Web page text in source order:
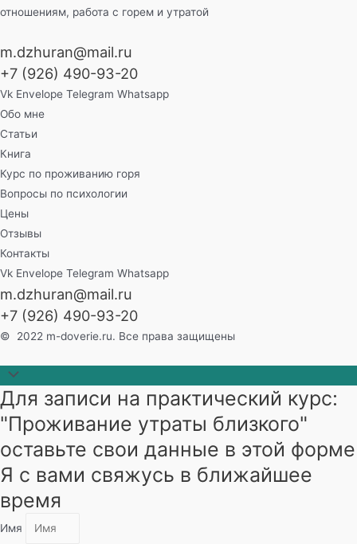
отношениям, работа с горем и утратой
m.dzhuran@mail.ru
+7 (926) 490-93-20
Vk Envelope Telegram Whatsapp
Обо мне
Статьи
Книга
Курс по проживанию горя
Вопросы по психологии
Цены
Отзывы
Контакты
Vk Envelope Telegram Whatsapp
m.dzhuran@mail.ru
+7 (926) 490-93-20
© 2022 m-doverie.ru. Все права защищены
Прокрутить
наверх
Для записи на практический курс:
"Проживание утраты близкого"
оставьте свои данные в этой форме
Я с вами свяжусь в ближайшее
время
Имя